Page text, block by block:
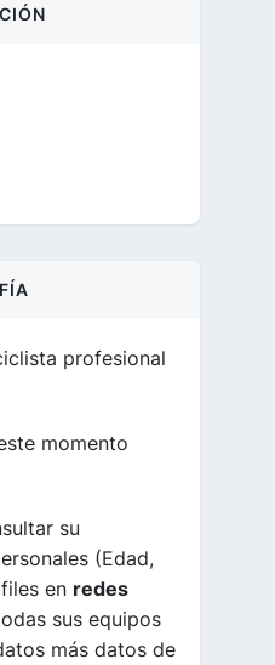
profesional
momento
su
(Edad,
en redes
sus equipos
más datos de